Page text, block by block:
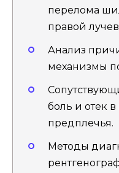
перелома
правой
Анализ
механизмы
боль и отек
предплечья.
Методы